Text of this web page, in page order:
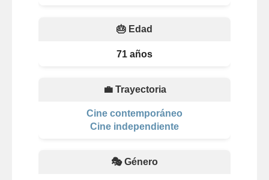
🎂 Edad
71 años
💼 Trayectoria
Cine contemporáneo
Cine independiente
🎭 Género